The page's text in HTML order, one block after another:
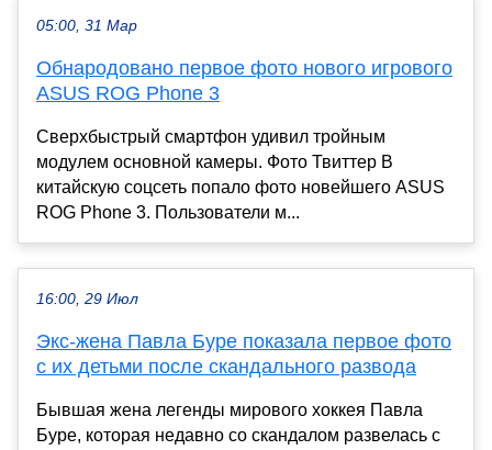
05:00, 31 Мар
Обнародовано первое фото нового игрового
ASUS ROG Phone 3
Сверхбыстрый смартфон удивил тройным
модулем основной камеры. Фото Твиттер В
китайскую соцсеть попало фото новейшего ASUS
ROG Phone 3. Пользователи м...
16:00, 29 Июл
Экс-жена Павла Буре показала первое фото
с их детьми после скандального развода
Бывшая жена легенды мирового хоккея Павла
Буре, которая недавно со скандалом развелась с